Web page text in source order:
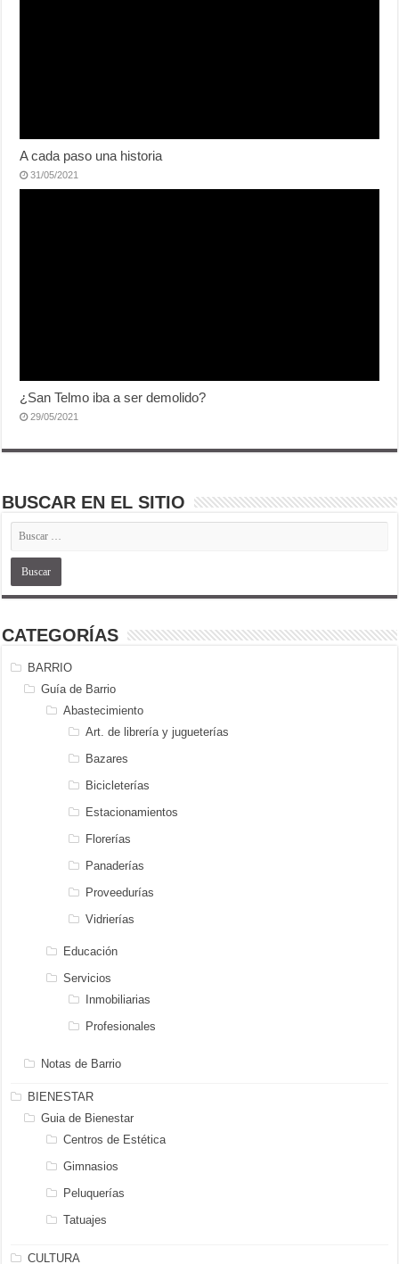
A cada paso una historia
31/05/2021
¿San Telmo iba a ser demolido?
29/05/2021
BUSCAR EN EL SITIO
CATEGORÍAS
BARRIO
Guía de Barrio
Abastecimiento
Art. de librería y jugueterías
Bazares
Bicicleterías
Estacionamientos
Florerías
Panaderías
Proveedurías
Vidrierías
Educación
Servicios
Inmobiliarias
Profesionales
Notas de Barrio
BIENESTAR
Guia de Bienestar
Centros de Estética
Gimnasios
Peluquerías
Tatuajes
CULTURA